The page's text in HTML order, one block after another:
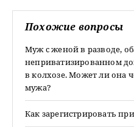
Похожие вопросы
Муж с женой в разводе,
неприватизированном
в колхозе. Может ли она
мужа?
Как зарегистрировать